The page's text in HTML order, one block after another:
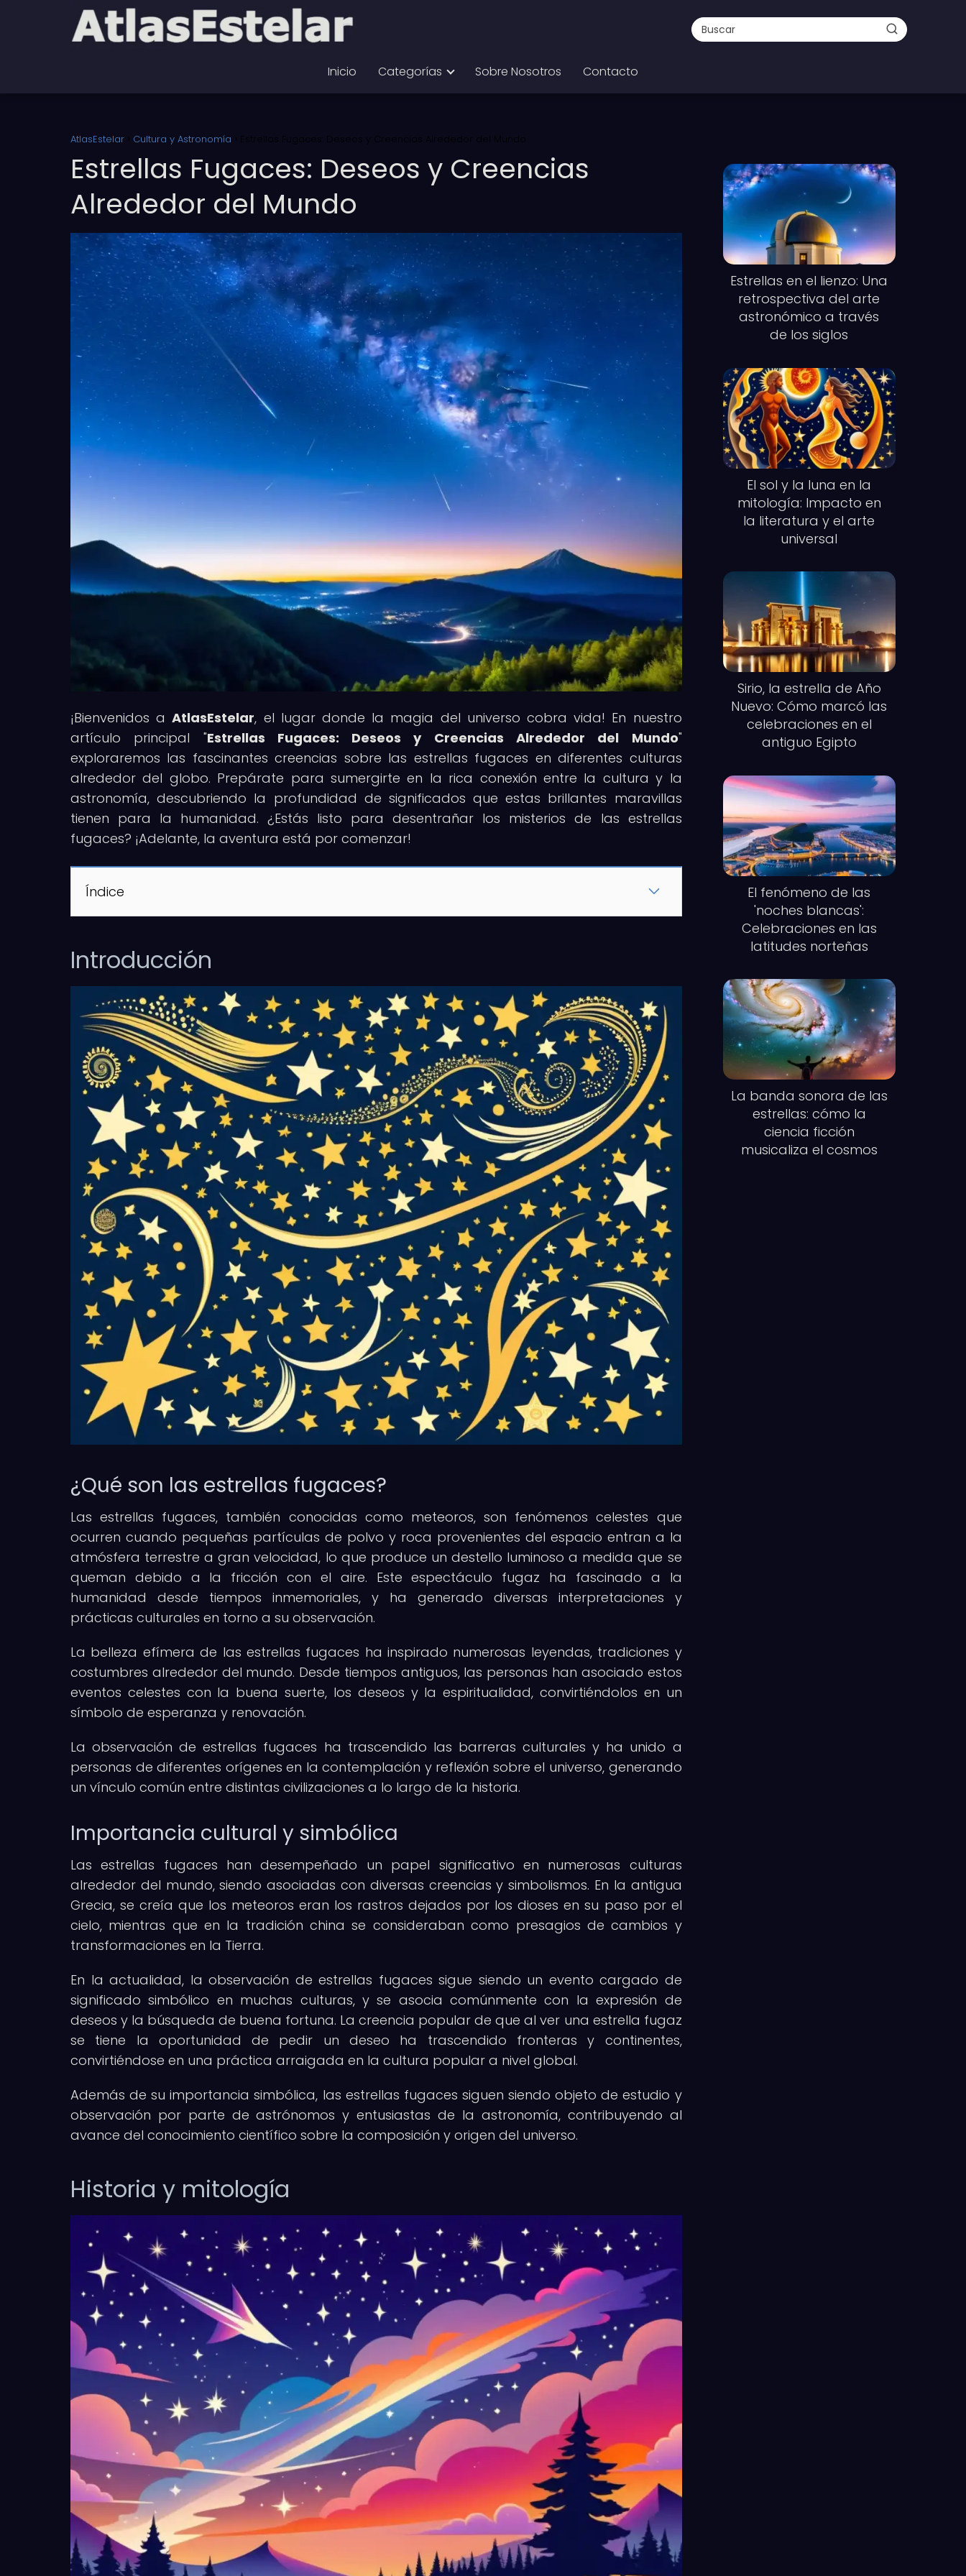
Inicio Categorías Sobre Nosotros Contacto
AtlasEstelar Cultura y Astronomía Estrellas Fugaces: Deseos y Creencias Alrededor del Mundo
Estrellas Fugaces: Deseos y Creencias
Alrededor del Mundo
¡Bienvenidos aAtlasEstelar, el lugar donde la magia del universo cobra vida! En nuestro
artículo principal "Estrellas Fugaces: Deseos y Creencias Alrededor del Mundo"
exploraremos las fascinantes creencias sobre las estrellas fugaces en diferentes culturas
alrededor del globo. Prepárate para sumergirte en la rica conexión entre la cultura y la
astronomía, descubriendo la profundidad de significados que estas brillantes maravillas
tienen para la humanidad. ¿Estás listo para desentrañar los misterios de las estrellas
fugaces? ¡Adelante, la aventura está por comenzar!
Índice
Introducción
¿Qué son las estrellas fugaces?
Las estrellas fugaces, también conocidas como meteoros, son fenómenos celestes que
ocurren cuando pequeñas partículas de polvo y roca provenientes del espacio entran a la
atmósfera terrestre a gran velocidad, lo que produce un destello luminoso a medida que se
queman debido a la fricción con el aire. Este espectáculo fugaz ha fascinado a la
humanidad desde tiempos inmemoriales, y ha generado diversas interpretaciones y
prácticas culturales en torno a su observación.
La belleza efímera de las estrellas fugaces ha inspirado numerosas leyendas, tradiciones y
costumbres alrededor del mundo. Desde tiempos antiguos, las personas han asociado estos
eventos celestes con la buena suerte, los deseos y la espiritualidad, convirtiéndolos en un
símbolo de esperanza y renovación.
La observación de estrellas fugaces ha trascendido las barreras culturales y ha unido a
personas de diferentes orígenes en la contemplación y reflexión sobre el universo, generando
un vínculo común entre distintas civilizaciones a lo largo de la historia.
Importancia cultural y simbólica
Las estrellas fugaces han desempeñado un papel significativo en numerosas culturas
alrededor del mundo, siendo asociadas con diversas creencias y simbolismos. En la antigua
Grecia, se creía que los meteoros eran los rastros dejados por los dioses en su paso por el
cielo, mientras que en la tradición china se consideraban como presagios de cambios y
transformaciones en la Tierra.
En la actualidad, la observación de estrellas fugaces sigue siendo un evento cargado de
significado simbólico en muchas culturas, y se asocia comúnmente con la expresión de
deseos y la búsqueda de buena fortuna. La creencia popular de que al ver una estrella fugaz
se tiene la oportunidad de pedir un deseo ha trascendido fronteras y continentes,
convirtiéndose en una práctica arraigada en la cultura popular a nivel global.
Además de su importancia simbólica, las estrellas fugaces siguen siendo objeto de estudio y
observación por parte de astrónomos y entusiastas de la astronomía, contribuyendo al
avance del conocimiento científico sobre la composición y origen del universo.
Historia y mitología
Estrellas en el lienzo: Una
retrospectiva del arte
astronómico a través
de los siglos
El sol y la luna en la
mitología: Impacto en
la literatura y el arte
universal
Sirio, la estrella de Año
Nuevo: Cómo marcó las
celebraciones en el
antiguo Egipto
El fenómeno de las
'noches blancas':
Celebraciones en las
latitudes norteñas
La banda sonora de las
estrellas: cómo la
ciencia ficción
musicaliza el cosmos